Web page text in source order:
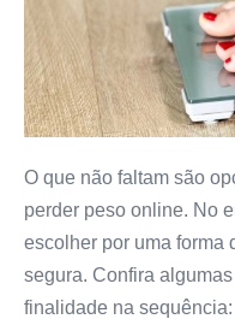
O que não faltam são
perder peso online. No
escolher por uma forma
segura. Confira
finalidade na sequência: